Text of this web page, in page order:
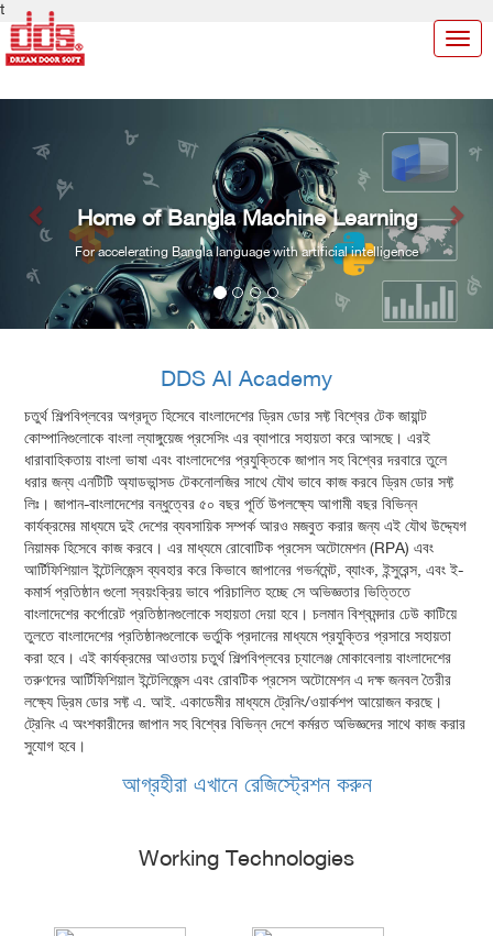
t
Home of Bangla Machine Learning
For accelerating Bangla language with artificial intelligence
DDS AI Academy
চতুর্থ শিল্পবিপ্লবের অগ্রদূত হিসেবে বাংলাদেশের ড্রিম ডোর সফ্ট বিশ্বের টেক জায়ান্ট
কোম্পানিগুলোকে বাংলা ল্যাঙ্গুয়েজ প্রসেসিং এর ব্যাপারে সহায়তা করে আসছে। এরই
ধারাবাহিকতায় বাংলা ভাষা এবং বাংলাদেশের প্রযুক্তিকে জাপান সহ বিশ্বের দরবারে তুলে
ধরার জন্য এনটিটি অ্যাডভান্সড টেকনোলজির সাথে যৌথ ভাবে কাজ করবে ড্রিম ডোর সফ্ট
লিঃ। জাপান-বাংলাদেশের বন্ধুত্বের ৫০ বছর পূর্তি উপলক্ষ্যে আগামী বছর বিভিন্ন
কার্যক্রমের মাধ্যমে দুই দেশের ব্যবসায়িক সম্পর্ক আরও মজবুত করার জন্য এই যৌথ উদ্দ্যেগ
নিয়ামক হিসেবে কাজ করবে। এর মাধ্যমে রোবোটিক প্রসেস অটোমেশন (RPA) এবং
আর্টিফিশিয়াল ইন্টেলিজেন্স ব্যবহার করে কিভাবে জাপানের গভর্নমেন্ট, ব্যাংক, ইন্সুরেন্স, এবং ই-
কমার্স প্রতিষ্ঠান গুলো স্বয়ংক্রিয় ভাবে পরিচালিত হচ্ছে সে অভিজ্ঞতার ভিত্তিতে
বাংলাদেশের কর্পোরেট প্রতিষ্ঠানগুলোকে সহায়তা দেয়া হবে। চলমান বিশ্বমন্দার ঢেউ কাটিয়ে
তুলতে বাংলাদেশের প্রতিষ্ঠানগুলোকে ভর্তুকি প্রদানের মাধ্যমে প্রযুক্তির প্রসারে সহায়তা
করা হবে। এই কার্যক্রমের আওতায় চতুর্থ শিল্পবিপ্লবের চ্যালেঞ্জ মোকাবেলায় বাংলাদেশের
তরুণদের আর্টিফিশিয়াল ইন্টেলিজেন্স এবং রোবটিক প্রসেস অটোমেশন এ দক্ষ জনবল তৈরীর
লক্ষ্যে ড্রিম ডোর সফ্ট এ. আই. একাডেমীর মাধ্যমে ট্রেনিং/ওয়ার্কশপ আয়োজন করছে।
ট্রেনিং এ অংশকারীদের জাপান সহ বিশ্বের বিভিন্ন দেশে কর্মরত অভিজ্ঞদের সাথে কাজ করার
সুযোগ হবে।
আগ্রহীরা এখানে রেজিস্ট্রেশন করুন
Working Technologies